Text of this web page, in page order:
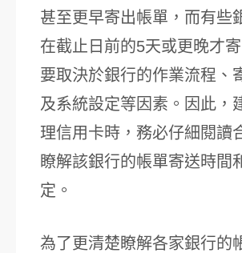
甚至更早寄出帳單，而有些
在截止日前的5天或更晚才
要取決於銀行的作業流程、
及系統設定等因素。因此，
理信用卡時，務必仔細閱讀
瞭解該銀行的帳單寄送時間
定。
為了更清楚瞭解各家銀行的